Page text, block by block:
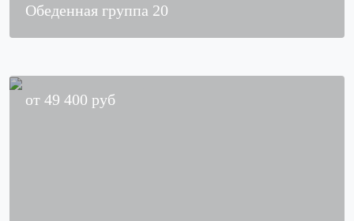
Обеденная группа 20
от 49 400 руб